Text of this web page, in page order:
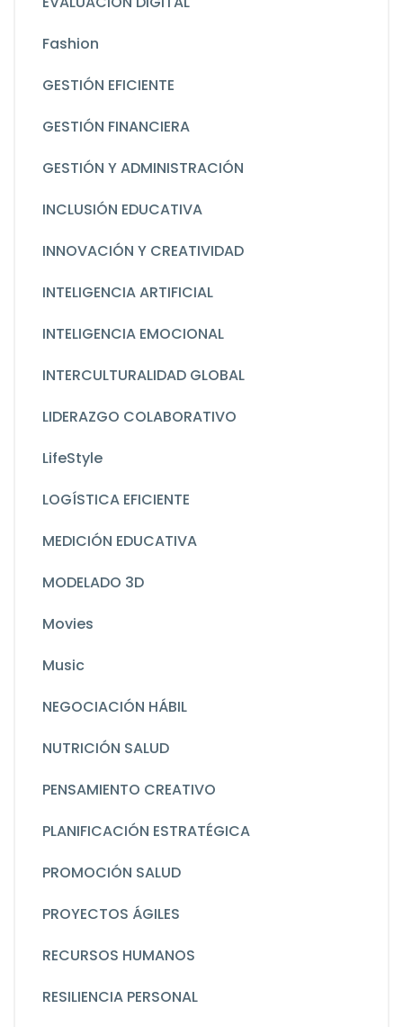
Fashion
GESTIÓN EFICIENTE
GESTIÓN FINANCIERA
GESTIÓN Y ADMINISTRACIÓN
INCLUSIÓN EDUCATIVA
INNOVACIÓN Y CREATIVIDAD
INTELIGENCIA ARTIFICIAL
INTELIGENCIA EMOCIONAL
INTERCULTURALIDAD GLOBAL
LIDERAZGO COLABORATIVO
LifeStyle
LOGÍSTICA EFICIENTE
MEDICIÓN EDUCATIVA
MODELADO 3D
Movies
Music
NEGOCIACIÓN HÁBIL
NUTRICIÓN SALUD
PENSAMIENTO CREATIVO
PLANIFICACIÓN ESTRATÉGICA
PROMOCIÓN SALUD
PROYECTOS ÁGILES
RECURSOS HUMANOS
RESILIENCIA PERSONAL